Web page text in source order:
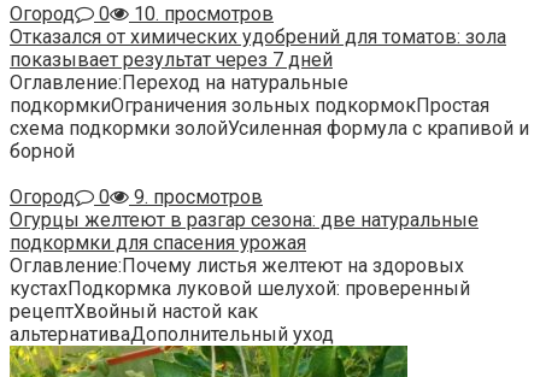
Огород
0
10. просмотров
Отказался от химических удобрений для томатов: зола
показывает результат через 7 дней
Оглавление:Переход на натуральные
подкормкиОграничения зольных подкормокПростая
схема подкормки золойУсиленная формула с крапивой и
борной
Огород
0
9. просмотров
Огурцы желтеют в разгар сезона: две натуральные
подкормки для спасения урожая
Оглавление:Почему листья желтеют на здоровых
кустахПодкормка луковой шелухой: проверенный
рецептХвойный настой как
альтернативаДополнительный уход